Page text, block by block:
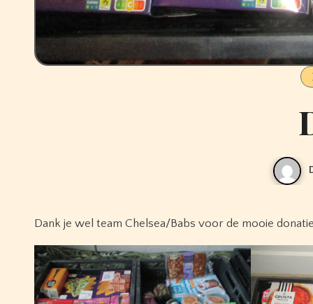
Dank je wel team Chelsea/Babs voor de mooie